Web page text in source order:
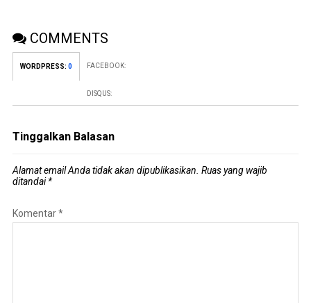
COMMENTS
WORDPRESS: 0 FACEBOOK:
DISQUS:
Tinggalkan Balasan
Alamat email Anda tidak akan dipublikasikan. Ruas yang wajib
ditandai*
Komentar*